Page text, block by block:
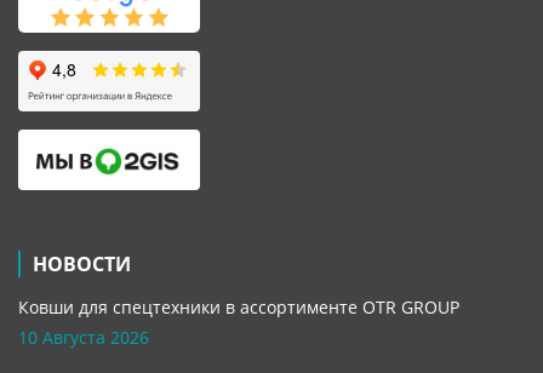
НОВОСТИ
Ковши для спецтехники в ассортименте OTR GROUP
10 Августа 2026